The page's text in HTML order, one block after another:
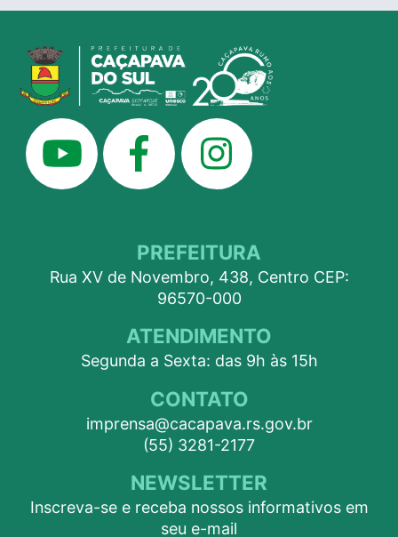
PREFEITURA
Rua XV de Novembro, 438, Centro CEP:
96570-000
ATENDIMENTO
Segunda a Sexta: das 9h às 15h
CONTATO
imprensa@cacapava.rs.gov.br
(55) 3281-2177
NEWSLETTER
Inscreva-se e receba nossos informativos em
seu e-mail